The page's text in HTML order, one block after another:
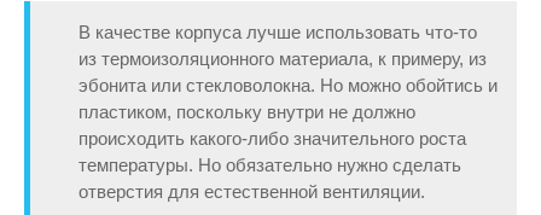
В качестве корпуса лучше использовать что-то
из термоизоляционного материала, к примеру, из
эбонита или стекловолокна. Но можно обойтись и
пластиком, поскольку внутри не должно
происходить какого-либо значительного роста
температуры. Но обязательно нужно сделать
отверстия для естественной вентиляции.